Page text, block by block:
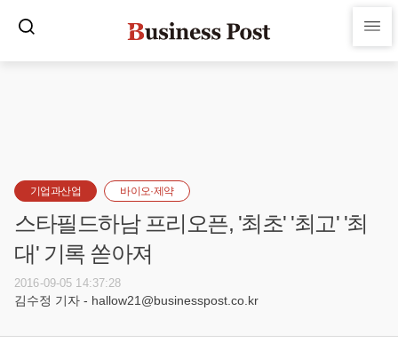
기업과산업 바이오·제약
스타필드하남 프리오픈, '최초' '최고' '최
대' 기록 쏟아져
2016-09-05 14:37:28
김수정 기자 - hallow21@businesspost.co.kr